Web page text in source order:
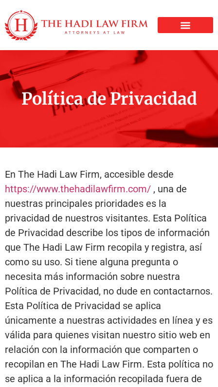
Política de Privacidad
En The Hadi Law Firm, accesible desde
https://www.thehadilawfirm.com/ , una de
nuestras principales prioridades es la
privacidad de nuestros visitantes. Esta Política
de Privacidad describe los tipos de información
que The Hadi Law Firm recopila y registra, así
como su uso. Si tiene alguna pregunta o
necesita más información sobre nuestra
Política de Privacidad, no dude en contactarnos.
Esta Política de Privacidad se aplica
únicamente a nuestras actividades en línea y es
válida para quienes visitan nuestro sitio web en
relación con la información que comparten o
recopilan en The Hadi Law Firm. Esta política no
se aplica a la información recopilada fuera de